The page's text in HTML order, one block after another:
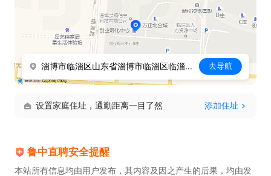
淄博市临淄区山东省淄博市临淄区临淄大道786号 去导航
设置家庭住址，通勤距离一目了然 添加住址
鲁中直聘安全提醒
本站所有信息均由用户发布，其内容及因之产生的后果，均由发